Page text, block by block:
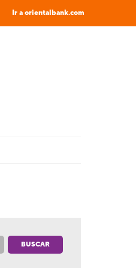
Ir a orientalbank.com